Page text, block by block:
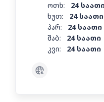
ოთხ:
24 საათი
ხუთ:
24 საათი
პარ:
24 საათი
შაბ:
24 საათი
კვი:
24 საათი